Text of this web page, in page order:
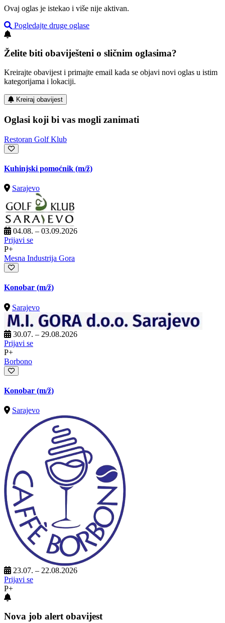
Ovaj oglas je istekao i više nije aktivan.
Pogledajte druge oglase
Želite biti obaviješteni o sličnim oglasima?
Kreirajte obavijest i primajte email kada se objavi novi oglas u istim
kategorijama i lokaciji.
Kreiraj obavijest
Oglasi koji bi vas mogli zanimati
Restoran Golf Klub
Kuhinjski pomoćnik (m/ž)
Sarajevo
04.08. – 03.09.2026
Prijavi se
P+
Mesna Industrija Gora
Konobar (m/ž)
Sarajevo
30.07. – 29.08.2026
Prijavi se
P+
Borbono
Konobar (m/ž)
Sarajevo
23.07. – 22.08.2026
Prijavi se
P+
Nova job alert obavijest